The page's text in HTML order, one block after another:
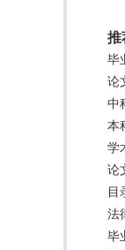
推
毕
论
中
本
学
论
目
法
毕